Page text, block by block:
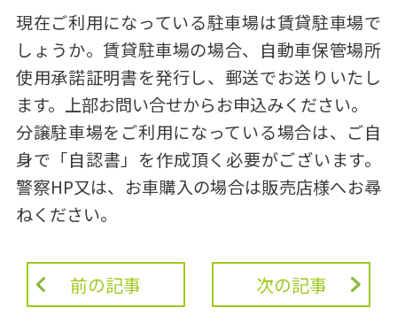
現在ご利用になっている駐車場は賃貸駐車場で
しょうか。賃貸駐車場の場合、自動車保管場所
使用承諾証明書を発行し、郵送でお送りいたし
ます。上部お問い合せからお申込みください。
分譲駐車場をご利用になっている場合は、ご自
身で「自認書」を作成頂く必要がございます。
警察HP又は、お車購入の場合は販売店様へお尋
ねください。
前の記事 次の記事